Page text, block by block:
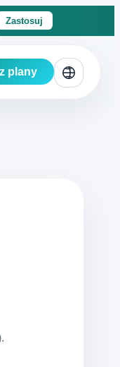
Zastosuj
plany